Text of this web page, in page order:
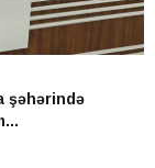
şəhərində